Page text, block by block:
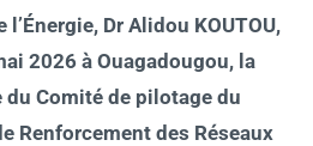
Dr Alidou KOUTOU,
2026 à Ouagadougou, la
Comité de pilotage du
Renforcement des Réseaux